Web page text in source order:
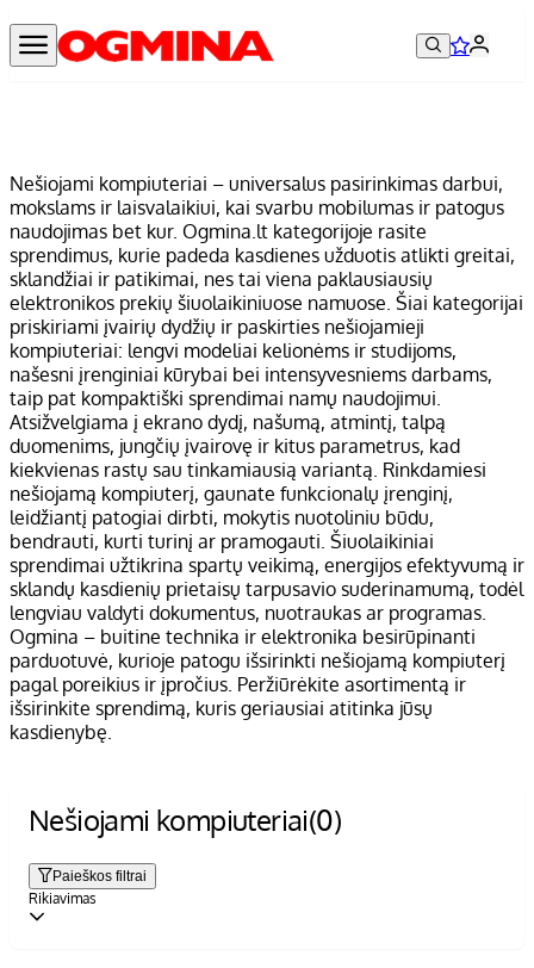
Nešiojami kompiuteriai – universalus pasirinkimas darbui,
mokslams ir laisvalaikiui, kai svarbu mobilumas ir patogus
naudojimas bet kur. Ogmina.lt kategorijoje rasite
sprendimus, kurie padeda kasdienes užduotis atlikti greitai,
sklandžiai ir patikimai, nes tai viena paklausiausių
elektronikos prekių šiuolaikiniuose namuose. Šiai kategorijai
priskiriami įvairių dydžių ir paskirties nešiojamieji
kompiuteriai: lengvi modeliai kelionėms ir studijoms,
našesni įrenginiai kūrybai bei intensyvesniems darbams,
taip pat kompaktiški sprendimai namų naudojimui.
Atsižvelgiama į ekrano dydį, našumą, atmintį, talpą
duomenims, jungčių įvairovę ir kitus parametrus, kad
kiekvienas rastų sau tinkamiausią variantą. Rinkdamiesi
nešiojamą kompiuterį, gaunate funkcionalų įrenginį,
leidžiantį patogiai dirbti, mokytis nuotoliniu būdu,
bendrauti, kurti turinį ar pramogauti. Šiuolaikiniai
sprendimai užtikrina spartų veikimą, energijos efektyvumą ir
sklandų kasdienių prietaisų tarpusavio suderinamumą, todėl
lengviau valdyti dokumentus, nuotraukas ar programas.
Ogmina – buitine technika ir elektronika besirūpinanti
parduotuvė, kurioje patogu išsirinkti nešiojamą kompiuterį
pagal poreikius ir įpročius. Peržiūrėkite asortimentą ir
išsirinkite sprendimą, kuris geriausiai atitinka jūsų
kasdienybę.
Nešiojami kompiuteriai(0)
Paieškos filtrai
Rikiavimas